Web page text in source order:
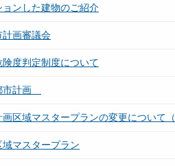
ョンした建物のご紹介
計画審議会
度判定制度について
市計画
画区域マスタープランの変更について
マスタープラン